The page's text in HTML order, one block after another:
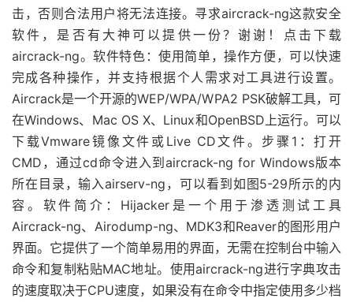
击，否则合法用户将无法连接。寻求aircrack-ng这款安全
软件，是否有大神可以提供一份？谢谢！点击下载
aircrack-ng。软件特色：使用简单，操作方便，可以快速
完成各种操作，并支持根据个人需求对工具进行设置。
Aircrack是一个开源的WEP/WPA/WPA2 PSK破解工具，可
在Windows、Mac OS X、Linux和OpenBSD上运行。可以
下载Vmware镜像文件或Live CD文件。步骤1：打开
CMD，通过cd命令进入到aircrack-ng for Windows版本
所在目录，输入airserv-ng，可以看到如图5-29所示的内
容。软件简介：Hijacker是一个用于渗透测试工具
Aircrack-ng、Airodump-ng、MDK3和Reaver的图形用户
界面。它提供了一个简单易用的界面，无需在控制台中输入
命令和复制粘贴MAC地址。使用aircrack-ng进行字典攻击
的速度取决于CPU速度，如果没有在命令中指定使用多少档